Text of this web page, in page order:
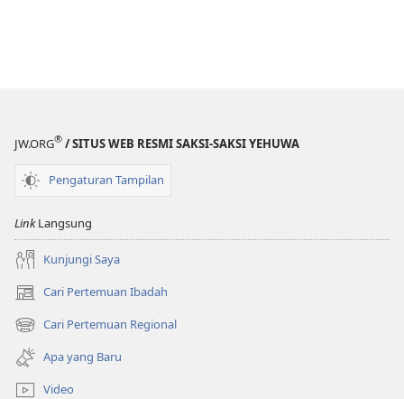
JW.ORG® / SITUS WEB RESMI SAKSI-SAKSI YEHUWA
Pengaturan Tampilan
LinkLangsung
Kunjungi Saya
Cari Pertemuan Ibadah
(terbuka
di
window
baru)
Cari Pertemuan Regional
(terbuka
di
window
baru)
Apa yang Baru
Video